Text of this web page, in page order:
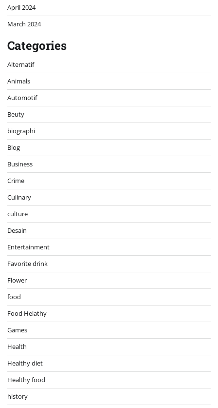
April 2024
March 2024
Categories
Alternatif
Animals
Automotif
Beuty
biographi
Blog
Business
Crime
Culinary
culture
Desain
Entertainment
Favorite drink
Flower
food
Food Helathy
Games
Health
Healthy diet
Healthy food
history